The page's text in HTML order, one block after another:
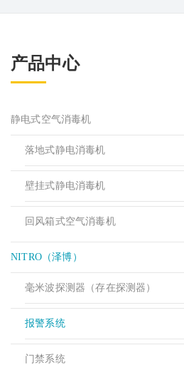
产品中心
静电式空气消毒机
落地式静电消毒机
壁挂式静电消毒机
回风箱式空气消毒机
NITRO（泽博）
毫米波探测器（存在探测器）
报警系统
门禁系统